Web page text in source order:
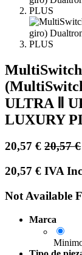
ULTRA Ⅱ
LUXURY
20,57 € 20,57€
20,57 € IVA
Not Available
Marca